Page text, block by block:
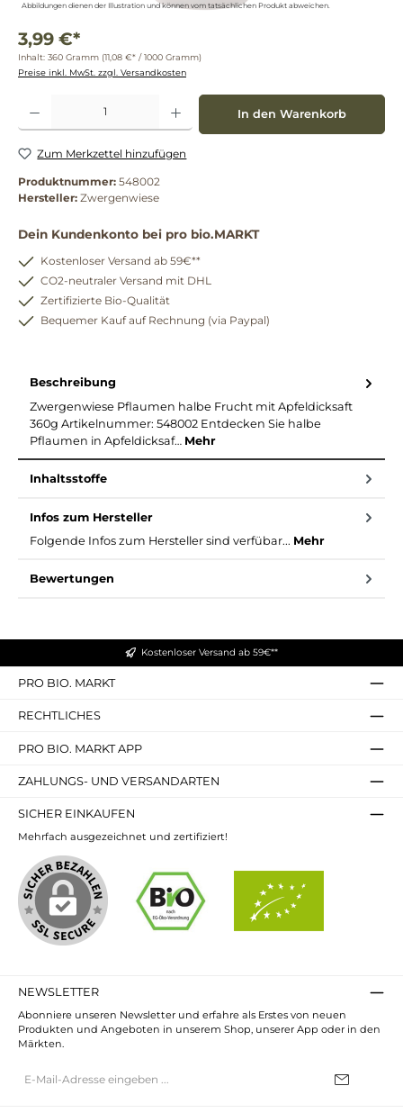
Abbildungen dienen der Illustration und können vom tatsächlichen Produkt abweichen.
3,99 €*
Inhalt: 360 Gramm (11,08 €* / 1000 Gramm)
Preise inkl. MwSt. zzgl. Versandkosten
Produkt Anzahl: Gib den gewünschten Wert ein oder benutze die Schaltflächen um
In den Warenkorb
Zum Merkzettel hinzufügen
Produktnummer: 548002
Hersteller: Zwergenwiese
Dein Kundenkonto bei pro bio.MARKT
Kostenloser Versand ab 59€**
CO2-neutraler Versand mit DHL
Zertifizierte Bio-Qualität
Bequemer Kauf auf Rechnung (via Paypal)
Beschreibung
Zwergenwiese Pflaumen halbe Frucht mit Apfeldicksaft
360g Artikelnummer: 548002 Entdecken Sie halbe
Pflaumen in Apfeldicksaf… Mehr
Inhaltsstoffe
Infos zum Hersteller
Folgende Infos zum Hersteller sind verfübar... Mehr
Bewertungen
Kostenloser Versand ab 59€**
PRO BIO. MARKT
RECHTLICHES
PRO BIO. MARKT APP
ZAHLUNGS- UND VERSANDARTEN
SICHER EINKAUFEN
Mehrfach ausgezeichnet und zertifiziert!
NEWSLETTER
Abonniere unseren Newsletter und erfahre als Erstes von neuen
Produkten und Angeboten in unserem Shop, unserer App oder in den
Märkten.
Mail-